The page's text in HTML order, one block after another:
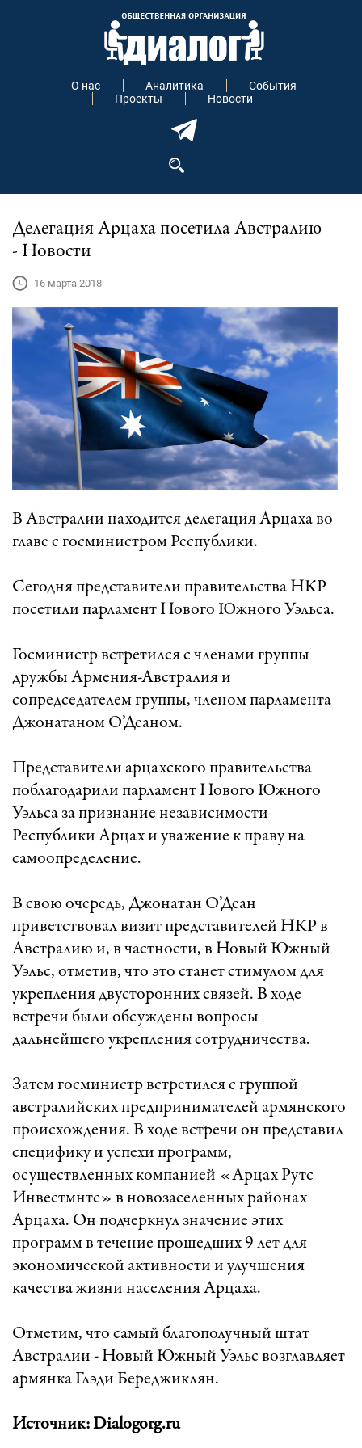
О нас Аналитика
События
Проекты
Новости
Делегация Арцаха посетила Австралию
- Новости
16 марта 2018
В Австралии находится делегация Арцаха во
главе с госминистром Республики.
Сегодня представители правительства НКР
посетили парламент Нового Южного Уэльса.
Госминистр встретился с членами группы
дружбы Армения-Австралия и
сопредседателем группы, членом парламента
Джонатаном О’Деаном.
Представители арцахского правительства
поблагодарили парламент Нового Южного
Уэльса за признание независимости
Республики Арцах и уважение к праву на
самоопределение.
В свою очередь, Джонатан О’Деан
приветствовал визит представителей НКР в
Австралию и, в частности, в Новый Южный
Уэльс, отметив, что это станет стимулом для
укрепления двусторонних связей. В ходе
встречи были обсуждены вопросы
дальнейшего укрепления сотрудничества.
Затем госминистр встретился с группой
австралийских предпринимателей армянского
происхождения. В ходе встречи он представил
специфику и успехи программ,
осуществленных компанией «Арцах Рутс
Инвестмнтс» в новозаселенных районах
Арцаха. Он подчеркнул значение этих
программ в течение прошедших 9 лет для
экономической активности и улучшения
качества жизни населения Арцаха.
Отметим, что самый благополучный штат
Австралии - Новый Южный Уэльс возглавляет
армянка Глэди Береджиклян.
Источник: Dialogorg.ru